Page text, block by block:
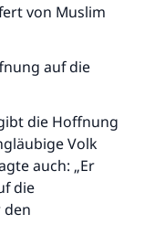
von Muslim
auf die
die Hoffnung
Volk
auch: „Er
die
den
eine
Q&A